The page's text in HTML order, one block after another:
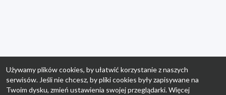
Używamy plików cookies, by ułatwić korzystanie z naszych
serwisów. Jeśli nie chcesz, by pliki cookies były zapisywane na
Twoim dysku, zmień ustawienia swojej przeglądarki. Więcej